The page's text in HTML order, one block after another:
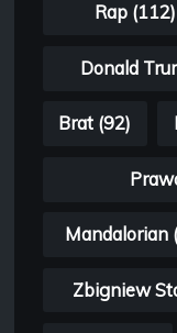
Rap (112)
Donald
Brat (92)
Mandalorian
Zbigniew